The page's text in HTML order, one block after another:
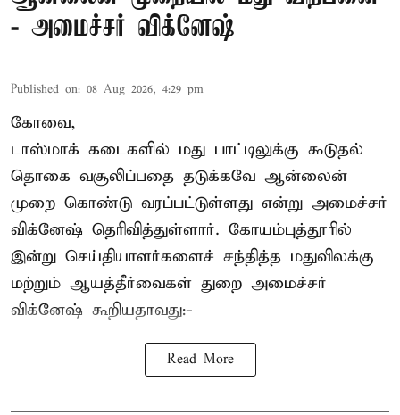
- அமைச்சர் விக்னேஷ்
Published on: 08 Aug 2026, 4:29 pm
கோவை,
டாஸ்மாக் கடைகளில் மது பாட்டிலுக்கு கூடுதல்
தொகை வசூலிப்பதை தடுக்கவே ஆன்லைன்
முறை கொண்டு வரப்பட்டுள்ளது என்று அமைச்சர்
விக்னேஷ் தெரிவித்துள்ளார். கோயம்புத்தூரில்
இன்று செய்தியாளர்களைச் சந்தித்த மதுவிலக்கு
மற்றும் ஆயத்தீர்வைகள் துறை அமைச்சர்
விக்னேஷ் கூறியதாவது:-
Read More